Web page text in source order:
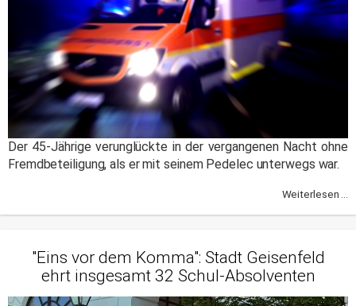
Der 45-Jährige verunglückte in der vergangenen Nacht ohne
Fremdbeteiligung, als er mit seinem Pedelec unterwegs war.
Weiterlesen ...
"Eins vor dem Komma": Stadt Geisenfeld
ehrt insgesamt 32 Schul-Absolventen